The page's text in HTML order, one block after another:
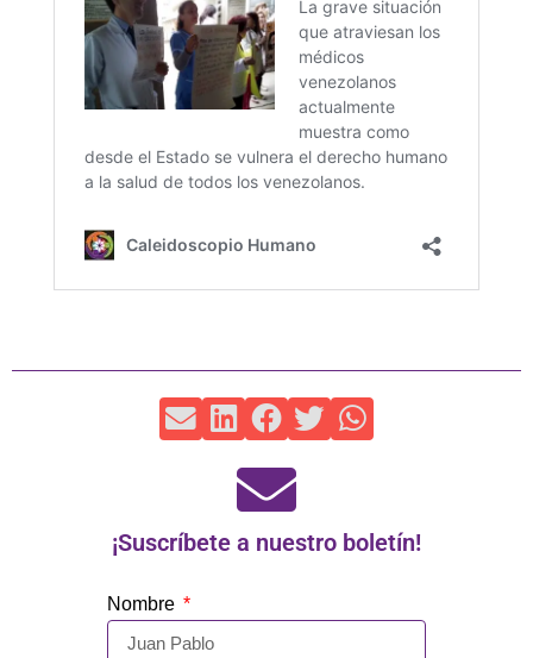
¡Suscríbete a nuestro boletín!
Nombre